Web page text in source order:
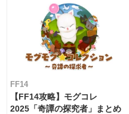
FF14
【FF14攻略】モグコレ
2025「奇譚の探究者」まとめ